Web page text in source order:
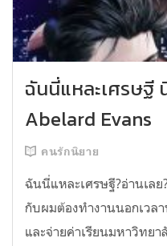
ฉันนี่แหละเศรษฐี
Abelard Evans
คนรักนิยาย
ฉันนี่แหละเศรษฐี?อ่านเลย
กับผมต้องทำงานนอกเวล
และจ่ายค่าเรียนมหาวิทยา